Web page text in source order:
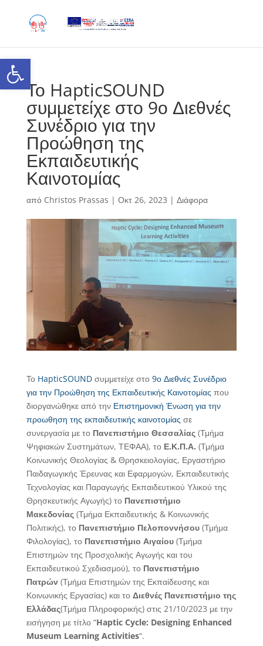
content
Ανοίξτε τη γραμμή εργαλείων
Το HapticSOUND
συμμετείχε στο 9ο Διεθνές
Συνέδριο για την
Προώθηση της
Εκπαιδευτικής
Καινοτομίας
από Christos Prassas | Οκτ 26, 2023 | Διάφορα
Το HapticSOUNDσυμμετείχε στο 9ο Διεθνές Συνέδριο
για την Προώθηση της Εκπαιδευτικής Καινοτομίας που
διοργανώθηκε από την Επιστημονική Ένωση για την
προωθηση της εκπαιδευτικής καινοτομίας σε
συνεργασία με το Πανεπιστήμιο Θεσσαλίας(Τμήμα
Ψηφιακών Συστημάτων, ΤΕΦΑΑ), το Ε.Κ.Π.Α. (Τμήμα
Κοινωνικής Θεολογίας & Θρησκειολογίας, Εργαστήριο
Παιδαγωγικής Έρευνας και Εφαρμογών, Εκπαιδευτικής
Τεχνολογίας και Παραγωγής Εκπαιδευτικού Υλικού της
Θρησκευτικής Αγωγής) το Πανεπιστήμιο
Μακεδονίας(Τμήμα Εκπαιδευτικής & Κοινωνικής
Πολιτικής), το Πανεπιστήμιο Πελοποννήσου(Τμήμα
Φιλολογίας), το Πανεπιστήμιο Αιγαίου(Τμήμα
Επιστημών της Προσχολικής Αγωγής και του
Εκπαιδευτικού Σχεδιασμού), το Πανεπιστήμιο
Πατρών (Τμήμα Επιστημών της Εκπαίδευσης και
Κοινωνικής Εργασίας) και το Διεθνές Πανεπιστήμιο της
Ελλάδας(Τμήμα Πληροφορικής) στις 21/10/2023 με την
εισήγηση με τίτλο “Haptic Cycle: Designing Enhanced
Museum Learning Activities“.